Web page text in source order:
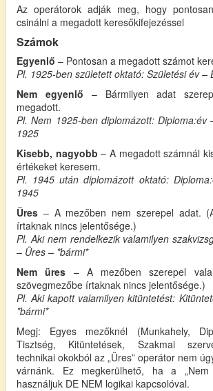
Az operátorok adják meg, hogy
csinálni a megadott keresőkifejezéssel
Számok
Egyenlő – Pontosan a megadott számot
Pl. 1925-ben született oktató: Születési év –
Nem egyenlő – Bármilyen adat
megadott.
Pl. Nem 1925-ben diplomázott: Diploma:év
1925
Kisebb, nagyobb – A megadott számnál
értékeket keresem.
Pl. 1945 után diplomázott oktató:
1945
Üres – A mezőben nem szerepel adat.
írtaknak nincs jelentősége.)
Pl. Aki nem rendelkezik valamilyen
– Üres – *bármi*
Nem üres – A mezőben szerepel
szövegmezőbe írtaknak nincs jelentősége.)
Pl. Aki kapott valamilyen kitüntetést:
*bármi*
Megj: Egyes mezőknél (Munkahely,
Tisztség, Kitüntetések, Szakmai
technikai okokból az „Üres” operátor nem
várnánk. Ez megkerülhető, ha a „Nem
használjuk DE NEM logikai kapcsolóval.